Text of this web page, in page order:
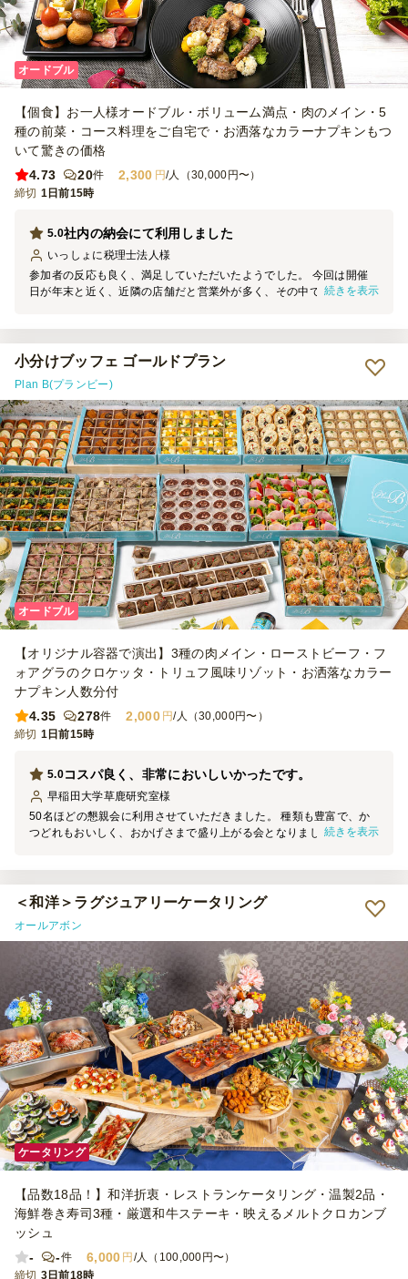
オードブル
【個食】お一人様オードブル・ボリューム満点・肉のメイン・5
種の前菜・コース料理をご自宅で・お洒落なカラーナプキンもつ
いて驚きの価格
4.73
20件 2,300 円/人（30,000円〜）
締切 1日前15時
社内の納会にて利用しました
5.0
いっしょに税理士法人 様
参加者の反応も良く、満足していただいたようでした。 今回は開催
日が年末と近く、近隣の店舗だと営業外が多く、その中で会場まで配
続きを表示
小分けブッフェ ゴールドプラン
Plan B(プランビー)
オードブル
【オリジナル容器で演出】3種の肉メイン・ローストビーフ・フ
ォアグラのクロケッタ・トリュフ風味リゾット・お洒落なカラー
ナプキン人数分付
4.35
278件 2,000 円/人（30,000円〜）
締切 1日前15時
コスパ良く、非常においしいかったです。
5.0
早稲田大学草鹿研究室様
50名ほどの懇親会に利用させていただきました。 種類も豊富で、か
つどれもおいしく、おかげさまで盛り上がる会となりました。 時間
続きを表示
＜和洋＞ラグジュアリーケータリング
オールアボン
ケータリング
【品数18品！】和洋折衷・レストランケータリング・温製2品・
海鮮巻き寿司3種・厳選和牛ステーキ・映えるメルトクロカンブ
ッシュ
-
-件 6,000 円/人（100,000円〜）
締切 3日前18時